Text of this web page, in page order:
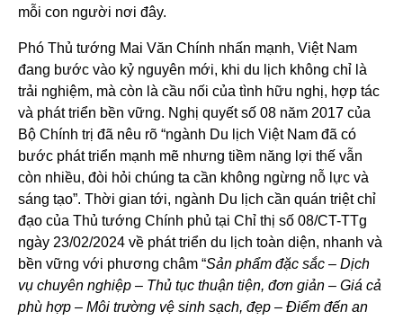
mỗi con người nơi đây.
Phó Thủ tướng Mai Văn Chính nhấn mạnh, Việt Nam
đang bước vào kỷ nguyên mới, khi du lịch không chỉ là
trải nghiệm, mà còn là cầu nối của tình hữu nghị, hợp tác
và phát triển bền vững. Nghị quyết số 08 năm 2017 của
Bộ Chính trị đã nêu rõ “ngành Du lịch Việt Nam đã có
bước phát triển mạnh mẽ nhưng tiềm năng lợi thế vẫn
còn nhiều, đòi hỏi chúng ta cần không ngừng nỗ lực và
sáng tạo”. Thời gian tới, ngành Du lịch cần quán triệt chỉ
đạo của Thủ tướng Chính phủ tại Chỉ thị số 08/CT-TTg
ngày 23/02/2024 về phát triển du lịch toàn diện, nhanh và
bền vững với phương châm “Sản phẩm đặc sắc – Dịch
vụ chuyên nghiệp – Thủ tục thuận tiện, đơn giản – Giá cả
phù hợp – Môi trường vệ sinh sạch, đẹp – Điểm đến an